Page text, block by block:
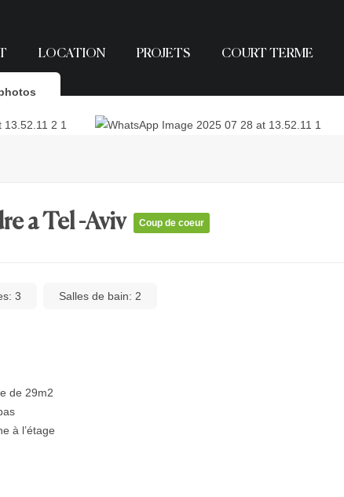
LOCATION PROJETS COURT TERME
a Tel -Aviv Coup de coeur
3 Salles de bain: 2
de 29m2
à l’étage